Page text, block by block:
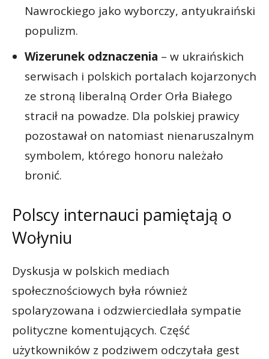
Nawrockiego jako wyborczy, antyukraiński
populizm.
Wizerunek odznaczenia – w ukraińskich
serwisach i polskich portalach kojarzonych
ze stroną liberalną Order Orła Białego
stracił na powadze. Dla polskiej prawicy
pozostawał on natomiast nienaruszalnym
symbolem, którego honoru należało
bronić.
Polscy internauci pamiętają o
Wołyniu
Dyskusja w polskich mediach
społecznościowych była również
spolaryzowana i odzwierciedlała sympatie
polityczne komentujących. Część
użytkowników z podziwem odczytała gest